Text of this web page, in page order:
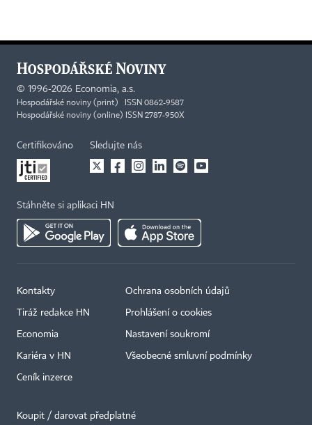
© 1996-2026 Economia, a.s.
Hospodářské noviny (print) ISSN 0862-9587
Hospodářské noviny (online) ISSN 2787-950X
Certifikováno Sledujte nás
Stáhněte si aplikaci HN
Kontakty
Tiráž redakce HN
Economia
Kariéra v HN
Ceník inzerce
Ochrana osobních údajů
Prohlášení o cookies
Nastavení soukromí
Všeobecné smluvní podmínky
Koupit / darovat předplatné